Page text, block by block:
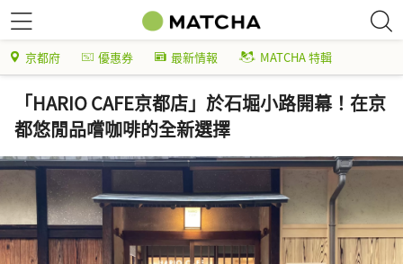
京都府 優惠券 最新情報 MATCHA 特輯
「HARIO CAFE京都店」於石堀小路開幕！在京
都悠閒品嚐咖啡的全新選擇